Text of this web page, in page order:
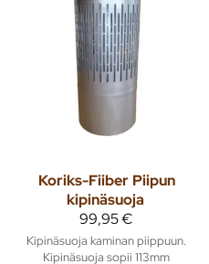
Koriks-Fiiber Piipun
kipinäsuoja
99,95 €
Kipinäsuoja kaminan piippuun.
Kipinäsuoja sopii 113mm